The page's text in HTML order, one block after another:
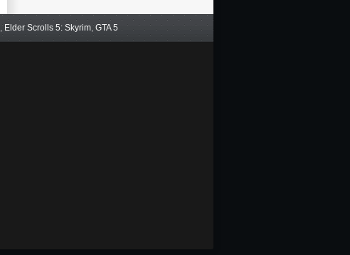
, Elder Scrolls 5: Skyrim,GTA 5